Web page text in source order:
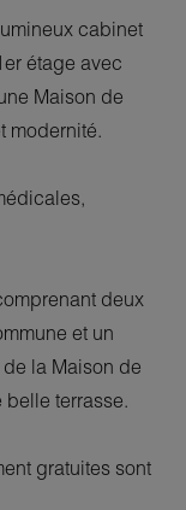
cabinet
étage avec
Maison de
modernité.
deux
et un
la Maison de
belle terrasse.
gratuites sont